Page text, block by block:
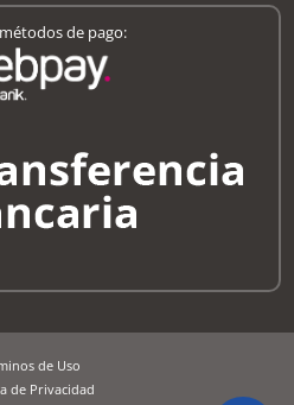
de pago:
de Uso
de Privacidad